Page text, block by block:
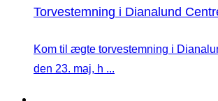
Torvestemning i Dianalund
Kom til ægte torvestemning i
den 23. maj, h ...